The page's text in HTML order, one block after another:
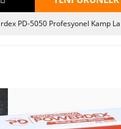
PD-5050 Profesyonel Kamp